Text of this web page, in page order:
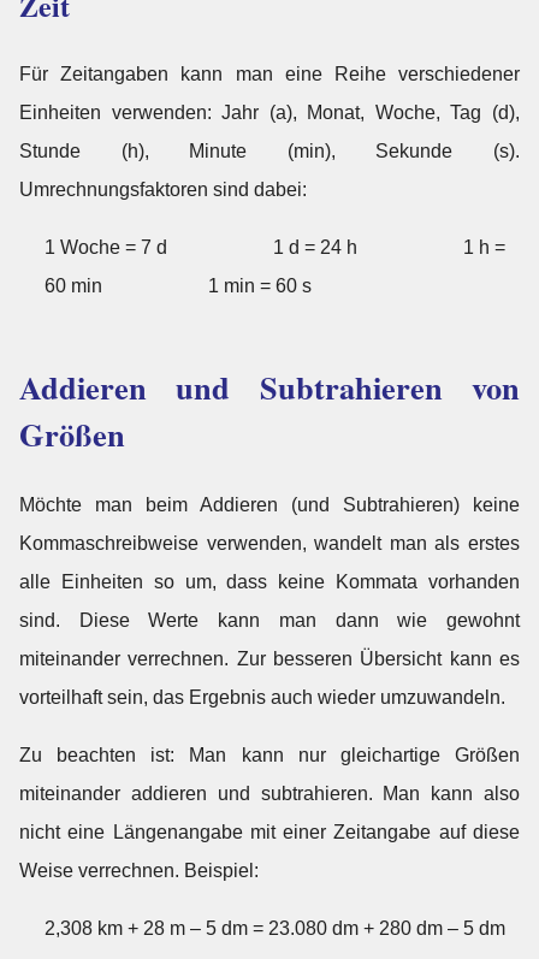
Für Zeitangaben kann man eine Reihe verschiedener
Einheiten verwenden: Jahr (a), Monat, Woche, Tag (d),
Stunde (h), Minute (min), Sekunde (s).
Umrechnungsfaktoren sind dabei:
1 Woche = 7 d 1 d = 24 h
1 h =
60 min
1 min = 60 s
Addieren und Subtrahieren von
Größen
Möchte man beim Addieren (und Subtrahieren) keine
Kommaschreibweise verwenden, wandelt man als erstes
alle Einheiten so um, dass keine Kommata vorhanden
sind. Diese Werte kann man dann wie gewohnt
miteinander verrechnen. Zur besseren Übersicht kann es
vorteilhaft sein, das Ergebnis auch wieder umzuwandeln.
Zu beachten ist: Man kann nur gleichartige Größen
miteinander addieren und subtrahieren. Man kann also
nicht eine Längenangabe mit einer Zeitangabe auf diese
Weise verrechnen. Beispiel:
2,308 km + 28 m – 5 dm = 23.080 dm + 280 dm – 5 dm